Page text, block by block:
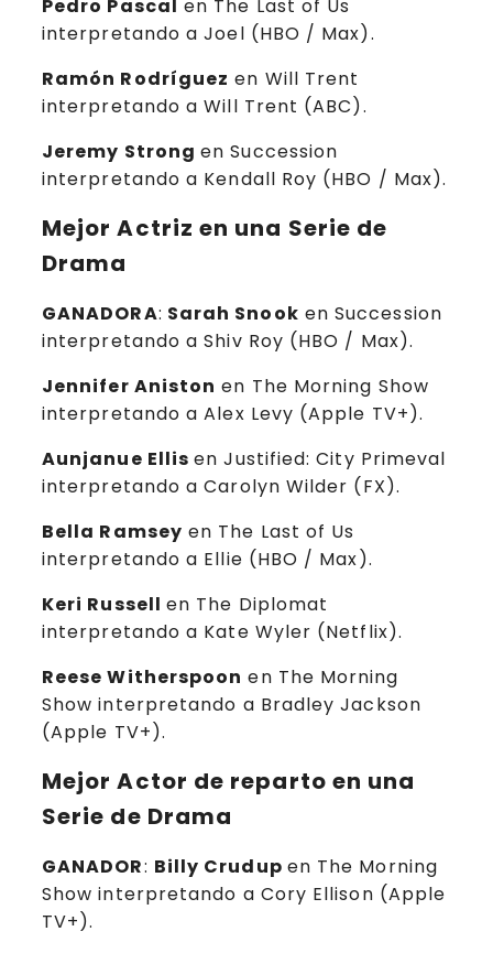
Pedro Pascal en The Last of Us
interpretando a Joel (HBO / Max).
Ramón Rodríguez en Will Trent
interpretando a Will Trent (ABC).
Jeremy Strongen Succession
interpretando a Kendall Roy (HBO / Max).
Mejor Actriz en una Serie de
Drama
GANADORA: Sarah Snook en Succession
interpretando a Shiv Roy (HBO / Max).
Jennifer Aniston en The Morning Show
interpretando a Alex Levy (Apple TV+).
Aunjanue Ellisen Justified: City Primeval
interpretando a Carolyn Wilder (FX).
Bella Ramsey en The Last of Us
interpretando a Ellie (HBO / Max).
Keri Russellen The Diplomat
interpretando a Kate Wyler (Netflix).
Reese Witherspoon en The Morning
Show interpretando a Bradley Jackson
(Apple TV+).
Mejor Actor de reparto en una
Serie de Drama
GANADOR: Billy Crudup en The Morning
Show interpretando a Cory Ellison (Apple
TV+).